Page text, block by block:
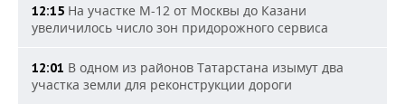
12:15 На участке М-12 от Москвы до Казани
увеличилось число зон придорожного сервиса
12:01 В одном из районов Татарстана изымут два
участка земли для реконструкции дороги